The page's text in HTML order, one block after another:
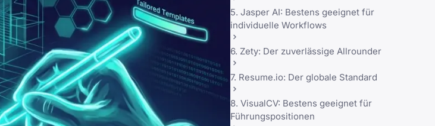
5. Jasper AI: Bestens geeignet für
individuelle Workflows
6. Zety: Der zuverlässige Allrounder
7. Resume.io: Der globale Standard
8. VisualCV: Bestens geeignet für
Führungspositionen